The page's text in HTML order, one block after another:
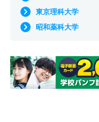
東京理科大学
昭和薬科大学